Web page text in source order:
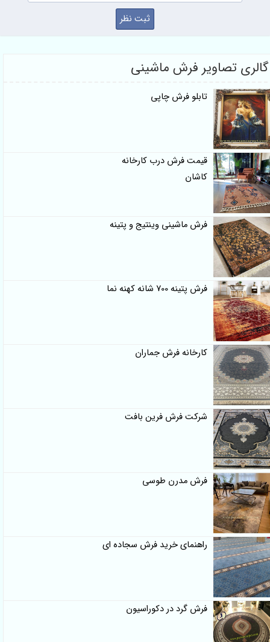
گالری تصاویر فرش ماشینی
تابلو فرش چاپی
قیمت فرش درب کارخانه
کاشان
فرش ماشینی وینتیج و پتینه
فرش پتینه 700 شانه کهنه نما
کارخانه فرش جماران
شرکت فرش فرین بافت
فرش مدرن طوسی
راهنمای خرید فرش سجاده ای
فرش گرد در دکوراسیون